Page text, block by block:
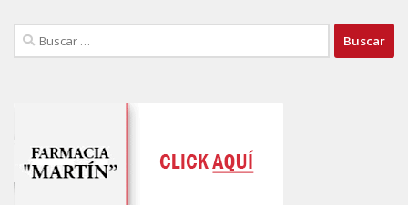
Buscar: